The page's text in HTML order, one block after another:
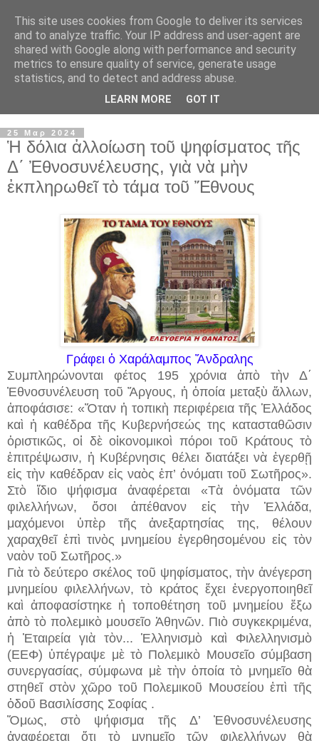
25 Μαρ 2024
Ἡ δόλια ἀλλοίωση τοῦ ψηφίσματος τῆς
Δ΄ Ἐθνοσυνέλευσης, γιὰ νὰ μὴν
ἐκπληρωθεῖ τὸ τάμα τοῦ Ἔθνους
Γράφει ὁ Χαράλαμπος Ἄνδραλης
Συμπληρώνονται φέτος 195 χρόνια ἀπὸ τὴν Δ΄
Ἐθνοσυνέλευση τοῦ Ἄργους, ἡ ὁποία μεταξὺ ἄλλων,
ἀποφάσισε: «Ὅταν ἡ τοπικὴ περιφέρεια τῆς Ἑλλάδος
καὶ ἡ καθέδρα τῆς Κυβερνήσεώς της κατασταθῶσιν
ὁριστικῶς, οἱ δὲ οἰκονομικοὶ πόροι τοῦ Κράτους τὸ
ἐπιτρέψωσιν, ἡ Κυβέρνησις θέλει διατάξει νὰ ἐγερθῇ
εἰς τὴν καθέδραν εἰς ναὸς ἐπ’ ὀνόματι τοῦ Σωτῆρος».
Στὸ ἴδιο ψήφισμα ἀναφέρεται «Τὰ ὀνόματα τῶν
φιλελλήνων, ὅσοι ἀπέθανον εἰς τὴν Ἑλλάδα,
μαχόμενοι ὑπὲρ τῆς ἀνεξαρτησίας της, θέλουν
χαραχθεῖ ἐπὶ τινὸς μνημείου ἐγερθησομένου εἰς τὸν
ναὸν τοῦ Σωτῆρος.»
Γιὰ τὸ δεύτερο σκέλος τοῦ ψηφίσματος, τὴν ἀνέγερση
μνημείου φιλελλήνων, τὸ κράτος ἔχει ἐνεργοποιηθεῖ
καὶ ἀποφασίστηκε ἡ τοποθέτηση τοῦ μνημείου ἔξω
ἀπὸ τὸ πολεμικὸ μουσεῖο Ἀθηνῶν. Πιὸ συγκεκριμένα,
ἡ Ἑταιρεία γιὰ τὸν... Ἑλληνισμὸ καὶ Φιλελληνισμὸ
(ΕΕΦ) ὑπέγραψε μὲ τὸ Πολεμικὸ Μουσεῖο σύμβαση
συνεργασίας, σύμφωνα μὲ τὴν ὁποία τὸ μνημεῖο θὰ
στηθεῖ στὸν χῶρο τοῦ Πολεμικοῦ Μουσείου ἐπὶ τῆς
ὁδοῦ Βασιλίσσης Σοφίας .
Ὅμως, στὸ ψήφισμα τῆς Δ’ Ἐθνοσυνέλευσης
ἀναφέρεται ὅτι τὸ μνημεῖο τῶν φιλελλήνων θὰ
This site uses cookies from Google to deliver its services
and to analyze traffic. Your IP address and user-agent are
shared with Google along with performance and security
metrics to ensure quality of service, generate usage
statistics, and to detect and address abuse.
LEARN MORE GOT IT